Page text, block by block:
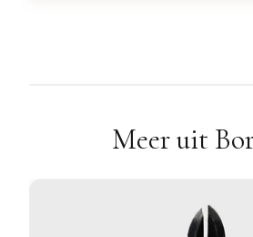
Meer uit